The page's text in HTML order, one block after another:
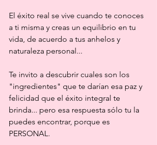
El éxito real se vive cuando te conoces
a ti misma y creas un equilibrio en tu
vida, de acuerdo a tus anhelos y
naturaleza personal...
Te invito a descubrir cuales son los
"ingredientes" que te darían esa paz y
felicidad que el éxito integral te
brinda... pero esa respuesta sólo tu la
puedes encontrar, porque es
PERSONAL.